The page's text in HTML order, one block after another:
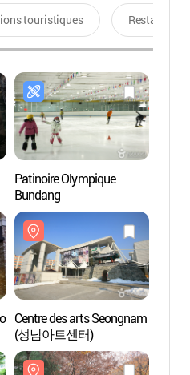
touristiques Restaurants
Patinoire Olympique
Bundang
Centre des arts Seongnam
(성남아트센터)